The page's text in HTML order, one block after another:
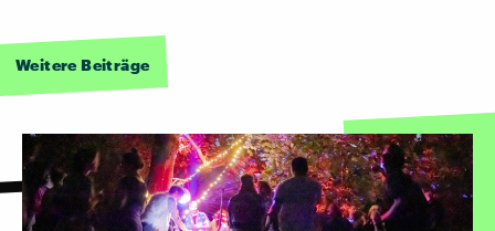
Weitere Beiträge